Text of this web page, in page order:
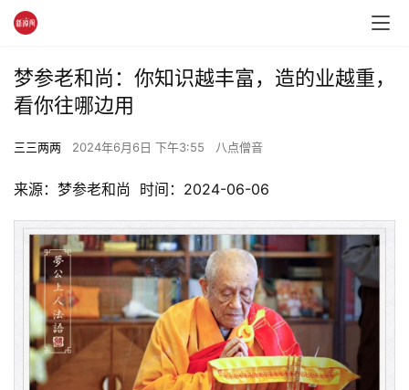
梦参老和尚：你知识越丰富，造的业越重，
看你往哪边用
三三两两 2024年6月6日 下午3:55 八点僧音
来源：梦参老和尚  时间：2024-06-06